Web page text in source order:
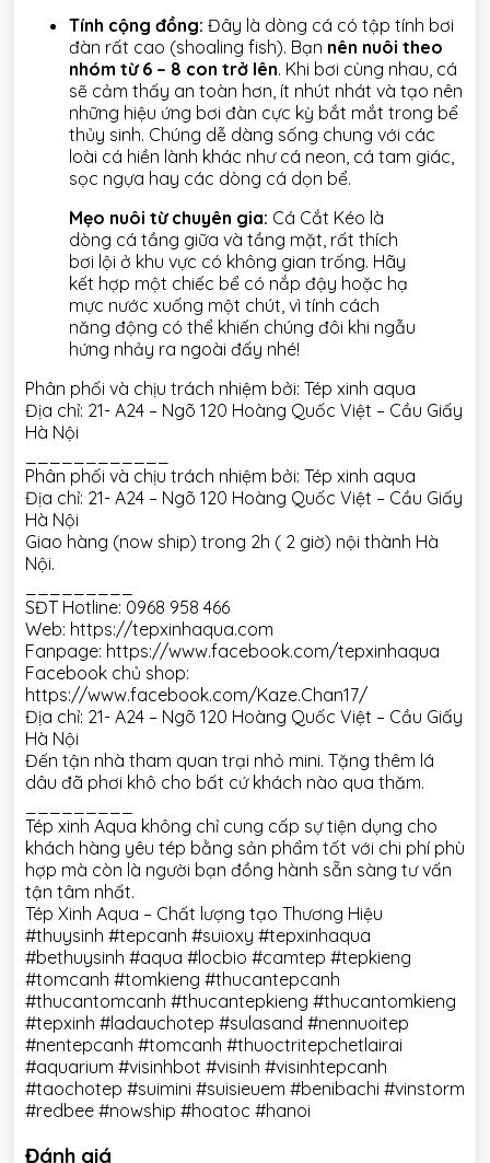
Tính cộng đồng: Đây là dòng cá có tập tính bơi
đàn rất cao (shoaling fish). Bạn nên nuôi theo
nhóm từ 6 – 8 con trở lên. Khi bơi cùng nhau, cá
sẽ cảm thấy an toàn hơn, ít nhút nhát và tạo nên
những hiệu ứng bơi đàn cực kỳ bắt mắt trong bể
thủy sinh. Chúng dễ dàng sống chung với các
loài cá hiền lành khác như cá neon, cá tam giác,
sọc ngựa hay các dòng cá dọn bể.
Mẹo nuôi từ chuyên gia: Cá Cắt Kéo là
dòng cá tầng giữa và tầng mặt, rất thích
bơi lội ở khu vực có không gian trống. Hãy
kết hợp một chiếc bể có nắp đậy hoặc hạ
mực nước xuống một chút, vì tính cách
năng động có thể khiến chúng đôi khi ngẫu
hứng nhảy ra ngoài đấy nhé!
Phân phối và chịu trách nhiệm bởi: Tép xinh aqua
Địa chỉ: 21- A24 – Ngõ 120 Hoàng Quốc Việt – Cầu Giấy
Hà Nội
Phân phối và chịu trách nhiệm bởi: Tép xinh aqua
Địa chỉ: 21- A24 – Ngõ 120 Hoàng Quốc Việt – Cầu Giấy
Hà Nội
Giao hàng (now ship) trong 2h ( 2 giờ) nội thành Hà
Nội.
SĐT Hotline: 0968 958 466
Web: https://tepxinhaqua.com
Fanpage: https://www.facebook.com/tepxinhaqua
Facebook chủ shop:
https://www.facebook.com/Kaze.Chan17/
Địa chỉ: 21- A24 – Ngõ 120 Hoàng Quốc Việt – Cầu Giấy
Hà Nội
Đến tận nhà tham quan trại nhỏ mini. Tặng thêm lá
dâu đã phơi khô cho bất cứ khách nào qua thăm.
Tép xinh Aqua không chỉ cung cấp sự tiện dụng cho
khách hàng yêu tép bằng sản phẩm tốt với chi phí phù
hợp mà còn là người bạn đồng hành sẵn sàng tư vấn
tận tâm nhất.
Tép Xinh Aqua – Chất lượng tạo Thương Hiệu
#thuysinh #tepcanh #suioxy #tepxinhaqua
#bethuysinh #aqua #locbio #camtep #tepkieng
#tomcanh #tomkieng #thucantepcanh
#thucantomcanh #thucantepkieng #thucantomkieng
#tepxinh #ladauchotep #sulasand #nennuoitep
#nentepcanh #tomcanh #thuoctritepchetlairai
#aquarium #visinhbot #visinh #visinhtepcanh
#taochotep #suimini #suisieuem #benibachi #vinstorm
#redbee #nowship #hoatoc #hanoi
Đánh giá